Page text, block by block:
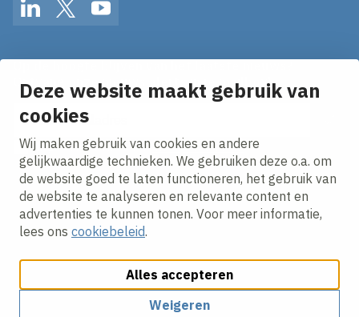
Deze website maakt gebruik van
cookies
Wij maken gebruik van cookies en andere
gelijkwaardige technieken. We gebruiken deze o.a. om
de website goed te laten functioneren, het gebruik van
de website te analyseren en relevante content en
advertenties te kunnen tonen. Voor meer informatie,
lees ons cookiebeleid.
Alles accepteren
Weigeren
LinkedInTwitterYouTube
Ontvang onze nieuws alerts in je mailbox!
E-mailadres
Ik ga akkoord met hetprivacy statement.
Cookies aanpassenCookie beleidPrivacy policy